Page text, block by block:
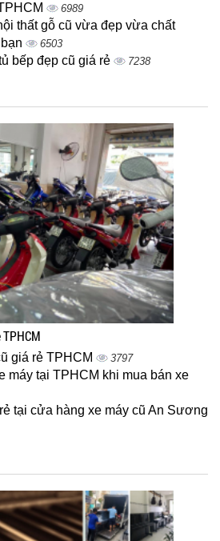
6989
thất gỗ cũ vừa đẹp vừa chất
6503
bếp đẹp cũ giá rẻ 7238
giá rẻ TPHCM 3797
máy tại TPHCM khi mua bán xe
tại cửa hàng xe máy cũ An Sương